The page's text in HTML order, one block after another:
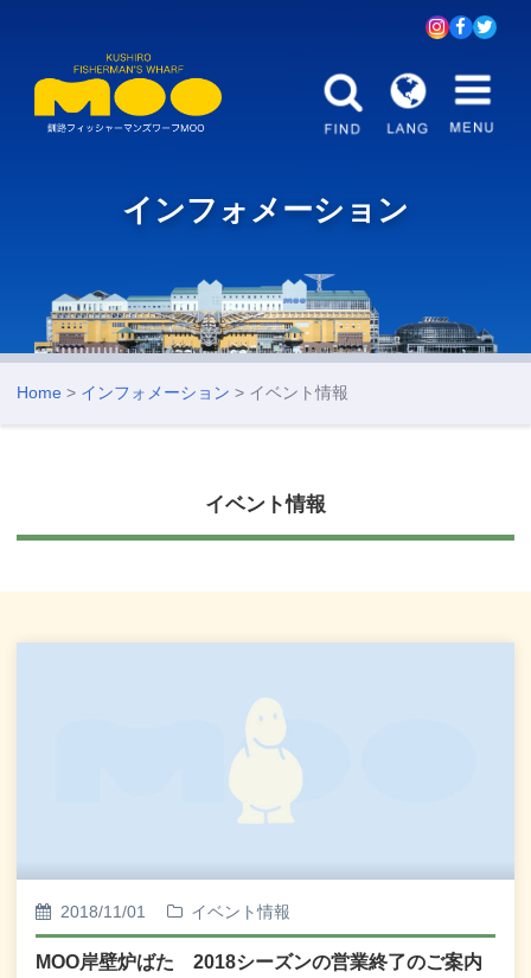
インフォメーション
Home > インフォメーション > イベント情報
イベント情報
2018/11/01 イベント情報
MOO岸壁炉ばた 2018シーズンの営業終了のご案内